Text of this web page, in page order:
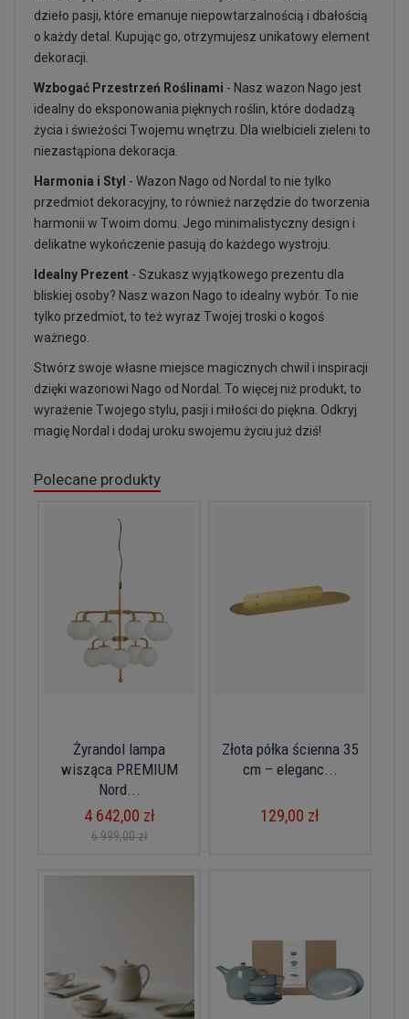
dzieło pasji, które emanuje niepowtarzalnością i dbałością
o każdy detal. Kupując go, otrzymujesz unikatowy element
dekoracji.
Wzbogać Przestrzeń Roślinami - Nasz wazon Nago jest
idealny do eksponowania pięknych roślin, które dodadzą
życia i świeżości Twojemu wnętrzu. Dla wielbicieli zieleni to
niezastąpiona dekoracja.
Harmonia i Styl - Wazon Nago od Nordal to nie tylko
przedmiot dekoracyjny, to również narzędzie do tworzenia
harmonii w Twoim domu. Jego minimalistyczny design i
delikatne wykończenie pasują do każdego wystroju.
Idealny Prezent - Szukasz wyjątkowego prezentu dla
bliskiej osoby? Nasz wazon Nago to idealny wybór. To nie
tylko przedmiot, to też wyraz Twojej troski o kogoś
ważnego.
Stwórz swoje własne miejsce magicznych chwil i inspiracji
dzięki wazonowi Nago od Nordal. To więcej niż produkt, to
wyrażenie Twojego stylu, pasji i miłości do piękna. Odkryj
magię Nordal i dodaj uroku swojemu życiu już dziś!
Polecane produkty
Żyrandol lampa
wisząca PREMIUM
Nord...
4 642,00 zł
6 999,00 zł
Złota półka ścienna 35
cm – eleganc...
129,00 zł